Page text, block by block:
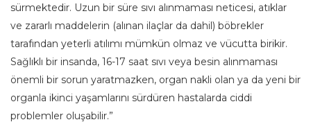
sürmektedir. Uzun bir süre sıvı alınmaması neticesi, atıklar
ve zararlı maddelerin (alınan ilaçlar da dahil) böbrekler
tarafından yeterli atılımı mümkün olmaz ve vücutta birikir.
Sağlıklı bir insanda, 16-17 saat sıvı veya besin alınmaması
önemli bir sorun yaratmazken, organ nakli olan ya da yeni bir
organla ikinci yaşamlarını sürdüren hastalarda ciddi
problemler oluşabilir.”